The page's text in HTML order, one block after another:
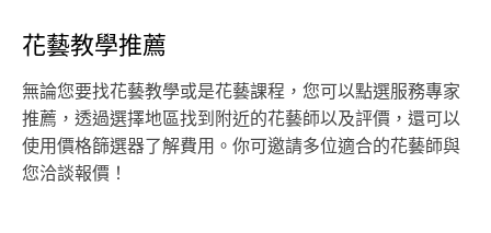
道中的茶性互相呼應，故而與提倡
「以茶為本」的活茶道能互相相輔相
成。
車 南山人
樂樂社區
園警局-
花藝教學推薦
無論您要找花藝教學或是花藝課程，您可以點選服務專家
推薦，透過選擇地區找到附近的花藝師以及評價，還可以
使用價格篩選器了解費用。你可邀請多位適合的花藝師與
您洽談報價！